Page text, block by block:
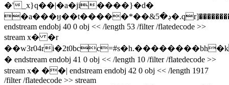
�'_x}q��|�a�ji����}�d�
�a���ӈ��t�����*��&ڊ�5�.qr]��������8��w�����_í�'w7m����o_�g�����u�{���6nm��o��ٻ�uo���_��{�'��۷���o �g��*_|m��o���`��z�s{:��o\o��nn߾9�z�e�o�w������
endstream endobj 40 0 obj << /length 53 /filter /flatedecode >>
stream x� �r
� endstream endobj 41 0 obj << /length 10 /filter /flatedecode >>
stream x� ��| endstream endobj 42 0 obj << /length 1917
/filter /flatedecode >> stream